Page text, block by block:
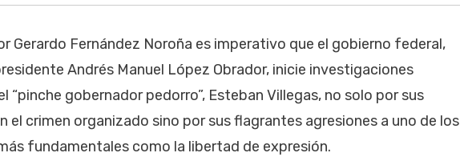
Gerardo Fernández Noroña es imperativo que el gobierno federal,
Andrés Manuel López Obrador, inicie investigaciones
“pinche gobernador pedorro”, Esteban Villegas, no solo por sus
el crimen organizado sino por sus flagrantes agresiones a uno de los
fundamentales como la libertad de expresión.